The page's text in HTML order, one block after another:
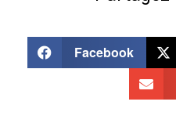
Facebook